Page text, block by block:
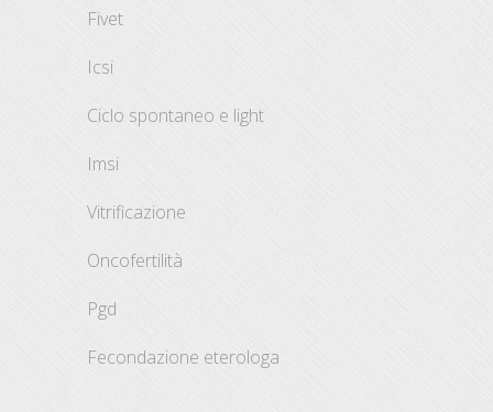
fivet
icsi
ciclo spontaneo e light
imsi
vitrificazione
oncofertilità
pgd
fecondazione eterologa